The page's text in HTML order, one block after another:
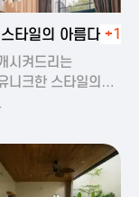
19 00:45
타일의 아름다운+1
시켜드리는
니크한 스타일의…